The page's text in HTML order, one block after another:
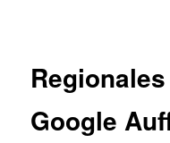
Google